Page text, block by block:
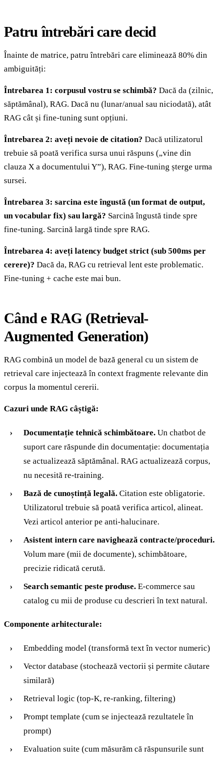
Patru întrebări care decid
Înainte de matrice, patru întrebări care eliminează 80% din
ambiguități:
Întrebarea 1: corpusul vostru se schimbă? Dacă da (zilnic,
săptămânal), RAG. Dacă nu (lunar/anual sau niciodată), atât
RAG cât și fine-tuning sunt opțiuni.
Întrebarea 2: aveți nevoie de citation? Dacă utilizatorul
trebuie să poată verifica sursa unui răspuns („vine din
clauza X a documentului Y”), RAG. Fine-tuning șterge urma
sursei.
Întrebarea 3: sarcina este îngustă (un format de output,
un vocabular fix) sau largă? Sarcină îngustă tinde spre
fine-tuning. Sarcină largă tinde spre RAG.
Întrebarea 4: aveți latency budget strict (sub 500ms per
cerere)? Dacă da, RAG cu retrieval lent este problematic.
Fine-tuning + cache este mai bun.
Când e RAG (Retrieval-
Augmented Generation)
RAG combină un model de bază general cu un sistem de
retrieval care injectează în context fragmente relevante din
corpus la momentul cererii.
Cazuri unde RAG câștigă:
Documentație tehnică schimbătoare. Un chatbot de
suport care răspunde din documentație: documentația
se actualizează săptămânal. RAG actualizează corpus,
nu necesită re-training.
Bază de cunoștință legală. Citation este obligatorie.
Utilizatorul trebuie să poată verifica articol, alineat.
Vezi articol anterior pe anti-halucinare.
Asistent intern care navighează contracte/proceduri.
Volum mare (mii de documente), schimbătoare,
precizie ridicată cerută.
Search semantic peste produse. E-commerce sau
catalog cu mii de produse cu descrieri în text natural.
Componente arhitecturale:
Embedding model (transformă text în vector numeric)
Vector database (stochează vectorii și permite căutare
similară)
Retrieval logic (top-K, re-ranking, filtering)
Prompt template (cum se injectează rezultatele în
prompt)
Evaluation suite (cum măsurăm că răspunsurile sunt